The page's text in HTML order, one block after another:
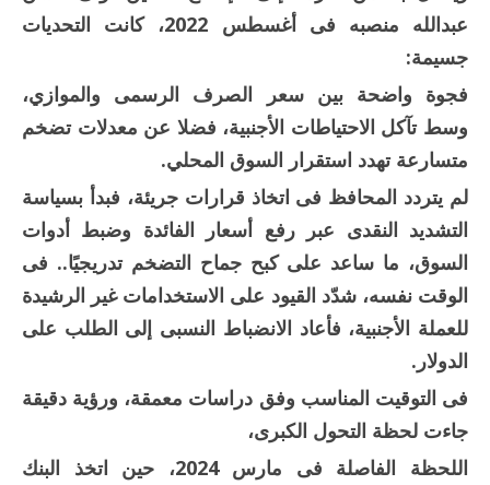
عبدالله منصبه فى أغسطس 2022، كانت التحديات
جسيمة:
فجوة واضحة بين سعر الصرف الرسمى والموازي،
وسط تآكل الاحتياطات الأجنبية، فضلا عن معدلات تضخم
متسارعة تهدد استقرار السوق المحلي.
لم يتردد المحافظ فى اتخاذ قرارات جريئة، فبدأ بسياسة
التشديد النقدى عبر رفع أسعار الفائدة وضبط أدوات
السوق، ما ساعد على كبح جماح التضخم تدريجيًا.. فى
الوقت نفسه، شدّد القيود على الاستخدامات غير الرشيدة
للعملة الأجنبية، فأعاد الانضباط النسبى إلى الطلب على
الدولار.
فى التوقيت المناسب وفق دراسات معمقة، ورؤية دقيقة
جاءت لحظة التحول الكبرى،
اللحظة الفاصلة فى مارس 2024، حين اتخذ البنك